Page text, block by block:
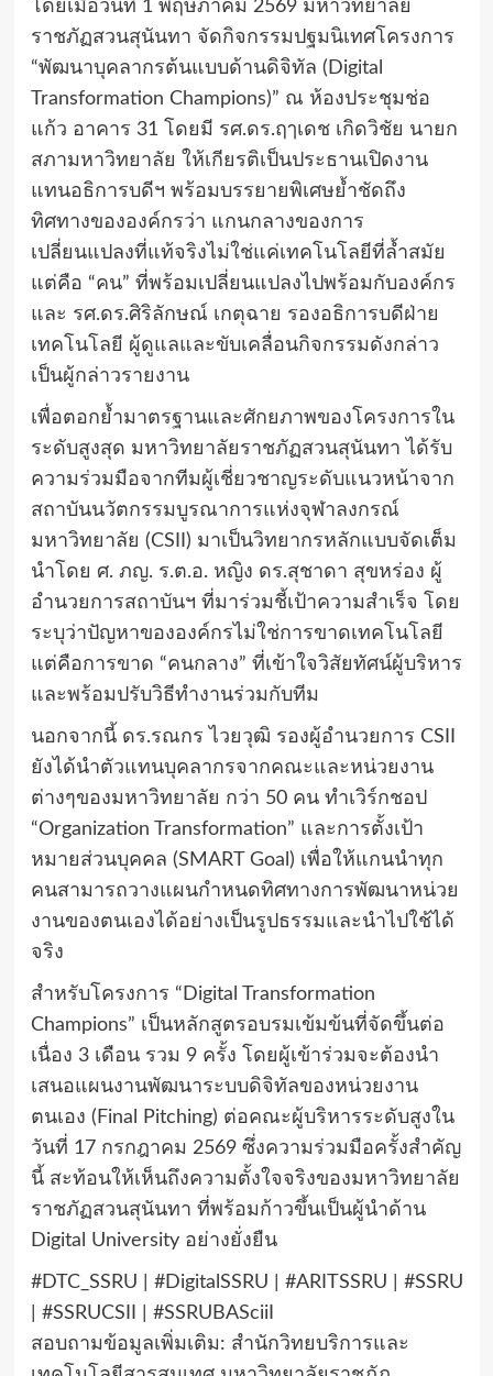
โดยเมื่อวันที่ 1 พฤษภาคม 2569 มหาวิทยาลัย
ราชภัฏสวนสุนันทา จัดกิจกรรมปฐมนิเทศโครงการ
“พัฒนาบุคลากรต้นแบบด้านดิจิทัล (Digital
Transformation Champions)” ณ ห้องประชุมช่อ
แก้ว อาคาร 31 โดยมี รศ.ดร.ฤๅเดช เกิดวิชัย นายก
สภามหาวิทยาลัย ให้เกียรติเป็นประธานเปิดงาน
แทนอธิการบดีฯ พร้อมบรรยายพิเศษย้ำชัดถึง
ทิศทางขององค์กรว่า แกนกลางของการ
เปลี่ยนแปลงที่แท้จริงไม่ใช่แค่เทคโนโลยีที่ล้ำสมัย
แต่คือ “คน” ที่พร้อมเปลี่ยนแปลงไปพร้อมกับองค์กร
และ รศ.ดร.ศิริลักษณ์ เกตุฉาย รองอธิการบดีฝ่าย
เทคโนโลยี ผู้ดูแลและขับเคลื่อนกิจกรรมดังกล่าว
เป็นผู้กล่าวรายงาน
เพื่อตอกย้ำมาตรฐานและศักยภาพของโครงการใน
ระดับสูงสุด มหาวิทยาลัยราชภัฏสวนสุนันทา ได้รับ
ความร่วมมือจากทีมผู้เชี่ยวชาญระดับแนวหน้าจาก
สถาบันนวัตกรรมบูรณาการแห่งจุฬาลงกรณ์
มหาวิทยาลัย (CSII) มาเป็นวิทยากรหลักแบบจัดเต็ม
นำโดย ศ. ภญ. ร.ต.อ. หญิง ดร.สุชาดา สุขหร่อง ผู้
อำนวยการสถาบันฯ ที่มาร่วมชี้เป้าความสำเร็จ โดย
ระบุว่าปัญหาขององค์กรไม่ใช่การขาดเทคโนโลยี
แต่คือการขาด “คนกลาง” ที่เข้าใจวิสัยทัศน์ผู้บริหาร
และพร้อมปรับวิธีทำงานร่วมกับทีม
นอกจากนี้ ดร.รณกร ไวยวุฒิ รองผู้อำนวยการ CSII
ยังได้นำตัวแทนบุคลากรจากคณะและหน่วยงาน
ต่างๆของมหาวิทยาลัย กว่า 50 คน ทำเวิร์กชอป
“Organization Transformation” และการตั้งเป้า
หมายส่วนบุคคล (SMART Goal) เพื่อให้แกนนำทุก
คนสามารถวางแผนกำหนดทิศทางการพัฒนาหน่วย
งานของตนเองได้อย่างเป็นรูปธรรมและนำไปใช้ได้
จริง
สำหรับโครงการ “Digital Transformation
Champions” เป็นหลักสูตรอบรมเข้มข้นที่จัดขึ้นต่อ
เนื่อง 3 เดือน รวม 9 ครั้ง โดยผู้เข้าร่วมจะต้องนำ
เสนอแผนงานพัฒนาระบบดิจิทัลของหน่วยงาน
ตนเอง (Final Pitching) ต่อคณะผู้บริหารระดับสูงใน
วันที่ 17 กรกฎาคม 2569 ซึ่งความร่วมมือครั้งสำคัญ
นี้ สะท้อนให้เห็นถึงความตั้งใจจริงของมหาวิทยาลัย
ราชภัฏสวนสุนันทา ที่พร้อมก้าวขึ้นเป็นผู้นำด้าน
Digital University อย่างยั่งยืน
#DTC_SSRU | #DigitalSSRU | #ARITSSRU | #SSRU
| #SSRUCSII | #SSRUBASciiI
สอบถามข้อมูลเพิ่มเติม: สำนักวิทยบริการและ